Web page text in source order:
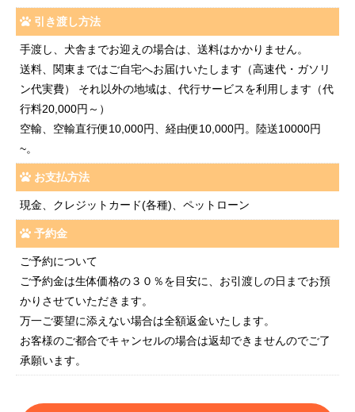
引き渡し方法
手渡し、犬舎までお迎えの場合は、送料はかかりません。
送料、関東まではご自宅へお届けいたします（高速代・ガソリ
ン代実費） それ以外の地域は、代行サービスを利用します（代
行料20,000円～）
空輸、空輸直行便10,000円、経由便10,000円。陸送10000円
~。
お支払方法
現金、クレジットカード(各種)、ペットローン
予約金
ご予約について
ご予約金は生体価格の３０％を目安に、お引渡しの日までお預
かりさせていただきます。
万一ご要望に添えない場合は全額返金いたします。
お客様のご都合でキャンセルの場合は返却できませんのでご了
承願います。